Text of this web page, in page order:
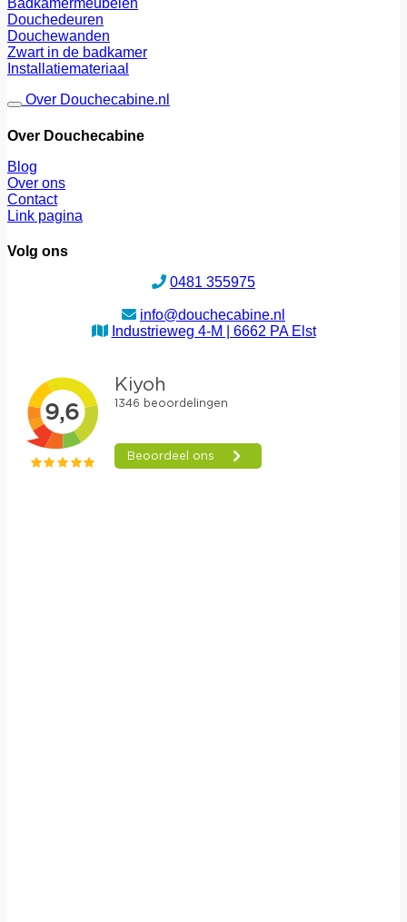
Badkamermeubelen
Douchedeuren
Douchewanden
Zwart in de badkamer
Installatiemateriaal
Over Douchecabine.nl
Over Douchecabine
Blog
Over ons
Contact
Link pagina
Volg ons
0481 355975
info@douchecabine.nl
Industrieweg 4-M | 6662 PA Elst